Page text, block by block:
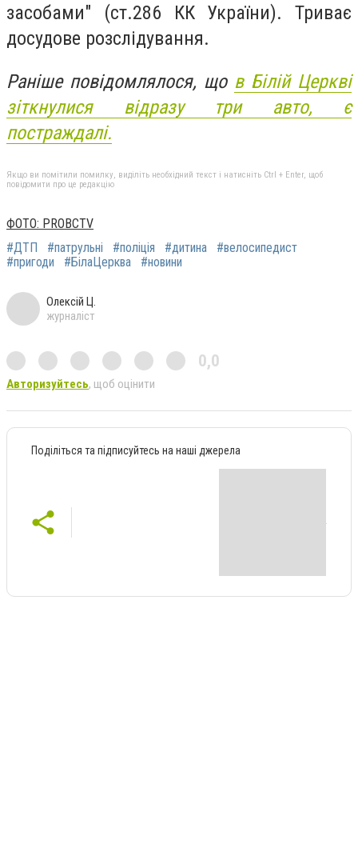
засобами" (ст.286 КК України). Триває
досудове розслідування.
Раніше повідомлялося, що в Білій Церкві
зіткнулися відразу три авто, є
постраждалі.
Якщо ви помітили помилку, виділіть необхідний текст і натисніть Ctrl + Enter, щоб
повідомити про це редакцію
ФОТО: PROBCTV
#ДТП
#патрульні #поліція #дитина
#велосипедист
#пригоди
#БілаЦерква #новини
Олексій Ц.
журналіст
0,0
Авторизуйтесь, щоб оцінити
Поділіться та підписуйтесь на наші джерела